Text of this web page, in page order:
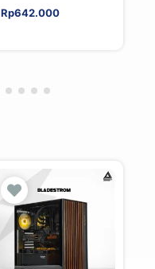
ELIXIR 240 – AIO
Rp642.000